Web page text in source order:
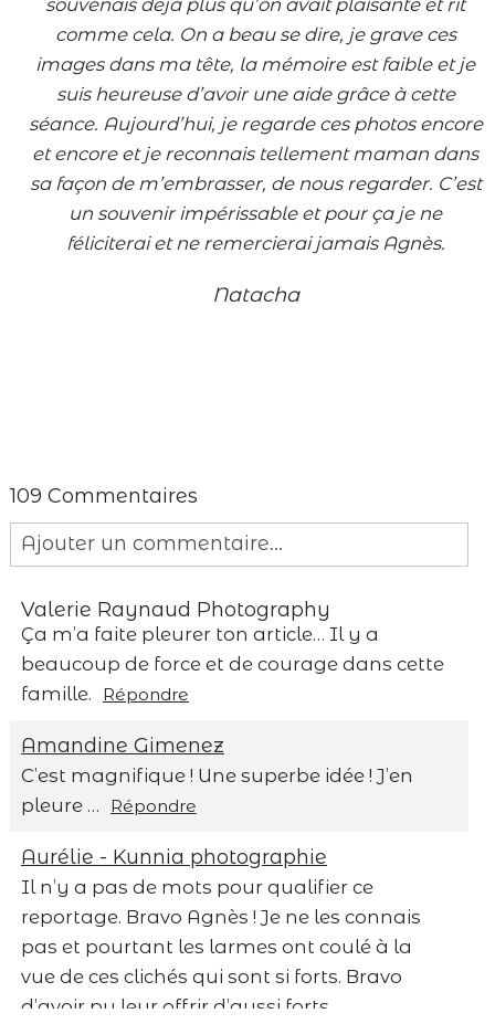
souvenais déjà plus qu’on avait plaisanté et rit
comme cela. On a beau se dire, je grave ces
images dans ma tête, la mémoire est faible et je
suis heureuse d’avoir une aide grâce à cette
séance. Aujourd’hui, je regarde ces photos encore
et encore et je reconnais tellement maman dans
sa façon de m’embrasser, de nous regarder. C’est
un souvenir impérissable et pour ça je ne
féliciterai et ne remercierai jamais Agnès.
Natacha
109 Commentaires
Ajouter un commentaire...
Your email isnever published or shared.
Required fields are marked *
Save my name, email, and website in this
browser for the next time I comment.
Post Comment
Valerie Raynaud Photography
Ça m’a faite pleurer ton article… Il y a
beaucoup de force et de courage dans cette
famille.
Répondre
Amandine Gimenez
C’est magnifique ! Une superbe idée ! J’en
pleure …
Répondre
Aurélie - Kunnia photographie
Il n’y a pas de mots pour qualifier ce
reportage. Bravo Agnès ! Je ne les connais
pas et pourtant les larmes ont coulé à la
vue de ces clichés qui sont si forts. Bravo
d’avoir pu leur offrir d’aussi forts